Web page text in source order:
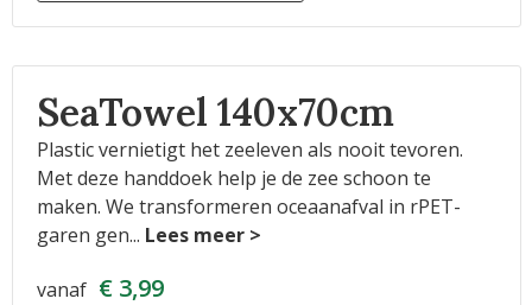
SeaTowel 140x70cm
Plastic vernietigt het zeeleven als nooit tevoren.
Met deze handdoek help je de zee schoon te
maken. We transformeren oceaanafval in rPET-
garen gen...
vanaf € 3,99